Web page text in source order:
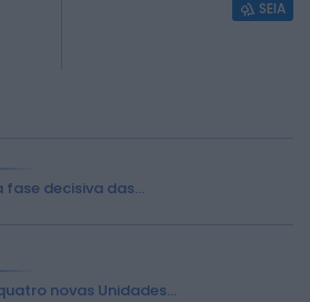
SEIA
decisiva das...
novas Unidades...